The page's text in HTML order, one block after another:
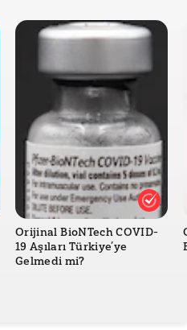
Aşı
Haber
Covid-19’a karşı
acil kullanımına
için COVID-19 Aşıları
Çocuklar İçin Pediatrik
Aşısı: Ebeveynlerin
Orijinal BioNTech COVID-
19 Aşıları Türkiye’ye
Gelmedi mi?